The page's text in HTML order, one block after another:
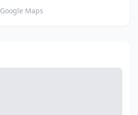
Google Maps